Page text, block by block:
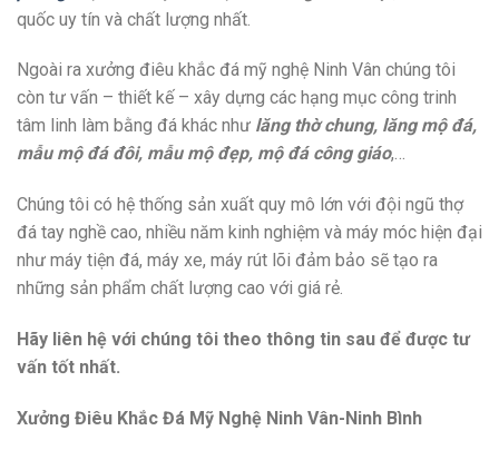
quốc uy tín và chất lượng nhất.
Ngoài ra xưởng điêu khắc đá mỹ nghệ Ninh Vân chúng tôi
còn tư vấn – thiết kế – xây dựng các hạng mục công trinh
tâm linh làm bằng đá khác như lăng thờ chung, lăng mộ đá,
mẫu mộ đá đôi, mẫu mộ đẹp, mộ đá công giáo,…
Chúng tôi có hệ thống sản xuất quy mô lớn với đội ngũ thợ
đá tay nghề cao, nhiều năm kinh nghiệm và máy móc hiện đại
như máy tiện đá, máy xe, máy rút lõi đảm bảo sẽ tạo ra
những sản phẩm chất lượng cao với giá rẻ.
Hãy liên hệ với chúng tôi theo thông tin sau để được tư
vấn tốt nhất.
Xưởng Điêu Khắc Đá Mỹ Nghệ Ninh Vân-Ninh Bình